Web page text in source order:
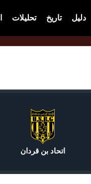
دليل تاريخ تحليلات
اتحاد بن قردان